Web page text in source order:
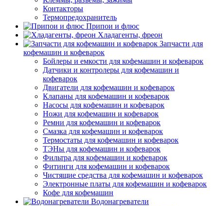
Контакторы
Термопредохранитель
Припои и флюс
Хладагенты, фреон
Запчасти для
кофемашин и кофеварок
Бойлеры и емкости для кофемашин и кофеварок
Датчики и контролеры для кофемашин и
кофеварок
Двигатели для кофемашин и кофеварок
Клапаны для кофемашин и кофеварок
Насосы для кофемашин и кофеварок
Ножи для кофемашин и кофеварок
Ремни для кофемашин и кофеварок
Смазка для кофемашин и кофеварок
Термостаты для кофемашин и кофеварок
ТЭНы для кофемашин и кофеварок
Фильтра для кофемашин и кофеварок
Фитинги для кофемашин и кофеварок
Чистящие средства для кофемашин и кофеварок
Электронные платы для кофемашин и кофеварок
Кофе для кофемашин
Водонагреватели